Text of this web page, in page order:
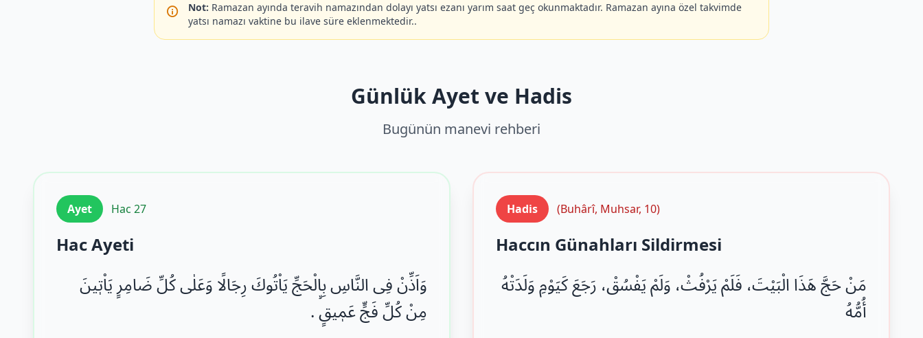
Not: Ramazan ayında teravih namazından dolayı yatsı ezanı yarım saat geç okunmaktadır. Ramazan ayına özel takvimde
yatsı namazı vaktine bu ilave süre eklenmektedir..
Günlük Ayet ve Hadis
Bugünün manevi rehberi
Ayet Hac 27
Hac Ayeti
وَاَذِّنْ فِی النَّاسِ بِالْحَجِّ یَاْتُوكَ رِجَالًا وَعَلٰى كُلِّ ضَامِرٍ یَاْتٖینَ
مِنْ كُلِّ فَجٍّ عَمٖیقٍۙ .
Hadis (Buhârî, Muhsar, 10)
Haccın Günahları Sildirmesi
مَنْ حَجَّ هَذَا الْبَيْتَ، فَلَمْ يَرْفُثْ، وَلَمْ يَفْسُقْ، رَجَعَ كَيَوْمِ وَلَدَتْهُ
أُمُّهُ